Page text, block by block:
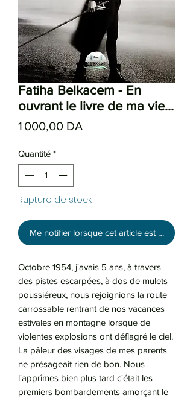
Fatiha Belkacem - En
ouvrant le livre de ma vie...
1 000,00 DA
Quantité *
Rupture de stock
Me notifier lorsque cet article est disponible
Octobre 1954, j'avais 5 ans, à travers
des pistes escarpées, à dos de mulets
poussiéreux, nous rejoignions la route
carrossable rentrant de nos vacances
estivales en montagne lorsque de
violentes explosions ont déflagré le ciel.
La pâleur des visages de mes parents
ne présageait rien de bon. Nous
l'apprîmes bien plus tard c'était les
premiers bombardements amorçant le